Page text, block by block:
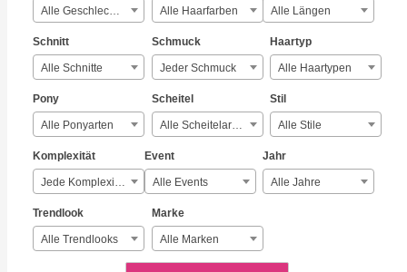
Alle Geschlechter Alle Haarfarben Alle Längen
Schnitt
Alle Schnitte
Schmuck
Jeder Schmuck
Haartyp
Alle Haartypen
Pony
Alle Ponyarten
Scheitel
Alle Scheitelarten
Stil
Alle Stile
Komplexität
Jede Komplexität
Event
Alle Events
Jahr
Alle Jahre
Trendlook
Alle Trendlooks
Marke
Alle Marken